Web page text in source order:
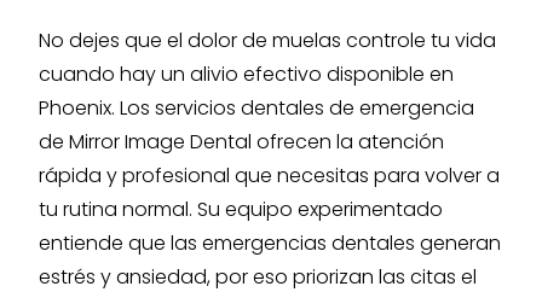
No dejes que el dolor de muelas controle tu vida
cuando hay un alivio efectivo disponible en
Phoenix. Los servicios dentales de emergencia
de Mirror Image Dental ofrecen la atención
rápida y profesional que necesitas para volver a
tu rutina normal. Su equipo experimentado
entiende que las emergencias dentales generan
estrés y ansiedad, por eso priorizan las citas el